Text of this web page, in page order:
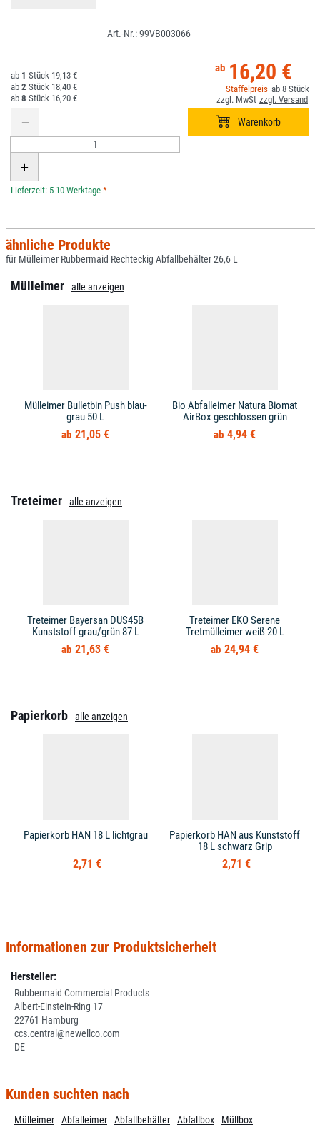
99VB003066
16,20 €
8
1
19,13 €
2
18,40 €
8
16,20 €
*
ähnliche Produkte
für Mülleimer Rubbermaid Rechteckig Abfallbehälter 26,6 L
Mülleimer alle anzeigen
Mülleimer Bulletbin Push blau-
grau 50 L
21,05 €
Bio Abfalleimer Natura Biomat
AirBox geschlossen grün
4,94 €
Treteimer alle anzeigen
Treteimer Bayersan DUS45B
Kunststoff grau/grün 87 L
21,63 €
Treteimer EKO Serene
Tretmülleimer weiß 20 L
24,94 €
Papierkorb alle anzeigen
Papierkorb HAN 18 L lichtgrau
2,71 €
Papierkorb HAN aus Kunststoff
18 L schwarz Grip
2,71 €
Informationen zur Produktsicherheit
Hersteller:
Rubbermaid Commercial Products
Albert-Einstein-Ring 17
22761 Hamburg
ccs.central@newellco.com
DE
Kunden suchten nach
Mülleimer Abfalleimer Abfallbehälter Abfallbox
Müllbox